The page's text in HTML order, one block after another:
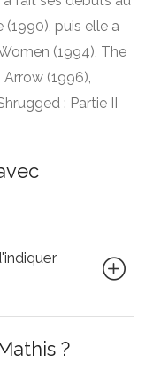
puis elle a
(1994), The
(1996),
: Partie II
?